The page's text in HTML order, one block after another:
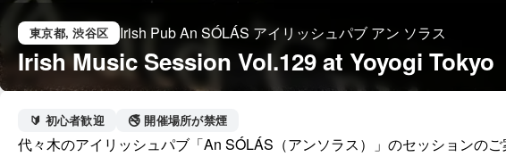
東京都, 渋谷区 Irish Pub An SÓLÁS アイリッシュパブ アン ソラス
Irish Music Session Vol.129 at Yoyogi Tokyo
🔰 初心者歓迎 🚭 開催場所が禁煙
代々木のアイリッシュパブ「An SÓLÁS（アンソラス）」のセッションのご